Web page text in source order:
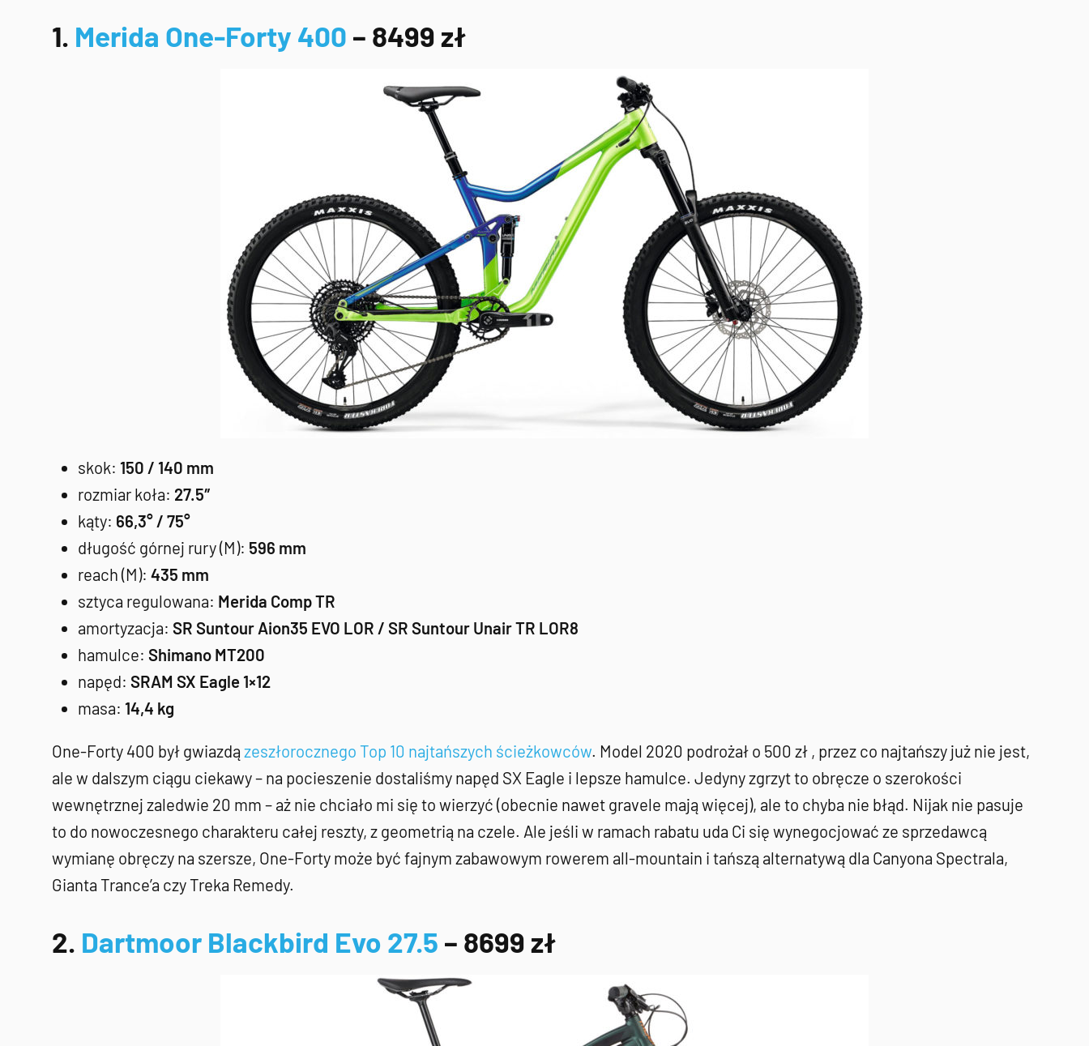
1. Merida One-Forty 400 – 8499 zł
skok: 150 / 140 mm
rozmiar koła: 27.5″
kąty: 66,3° / 75°
długość górnej rury (M): 596 mm
reach (M): 435 mm
sztyca regulowana: Merida Comp TR
amortyzacja: SR Suntour Aion35 EVO LOR / SR Suntour Unair TR LOR8
hamulce: Shimano MT200
napęd: SRAM SX Eagle 1×12
masa: 14,4 kg
One-Forty 400 był gwiazdą zeszłorocznego Top 10 najtańszych ścieżkowców. Model 2020 podrożał o 500 zł , przez co najtańszy już nie jest,
ale w dalszym ciągu ciekawy – na pocieszenie dostaliśmy napęd SX Eagle i lepsze hamulce. Jedyny zgrzyt to obręcze o szerokości
wewnętrznej zaledwie 20 mm – aż nie chciało mi się to wierzyć (obecnie nawet gravele mają więcej), ale to chyba nie błąd. Nijak nie pasuje
to do nowoczesnego charakteru całej reszty, z geometrią na czele. Ale jeśli w ramach rabatu uda Ci się wynegocjować ze sprzedawcą
wymianę obręczy na szersze, One-Forty może być fajnym zabawowym rowerem all-mountain i tańszą alternatywą dla Canyona Spectrala,
Gianta Trance’a czy Treka Remedy.
2. Dartmoor Blackbird Evo 27.5 – 8699 zł